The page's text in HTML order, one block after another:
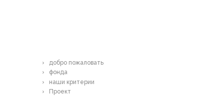
добро пожаловать
фонда
наши критерии
Проект